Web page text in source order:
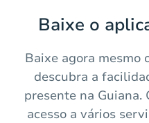
Baixe o
Baixe agora mesmo
descubra a
presente na Guiana.
acesso a vários